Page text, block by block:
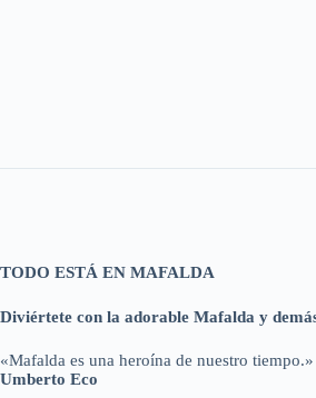
TODO ESTÁ EN MAFALDA
Diviértete con la adorable Mafalda y
«Mafalda es una heroína de nuestro tiempo.»
Umberto Eco